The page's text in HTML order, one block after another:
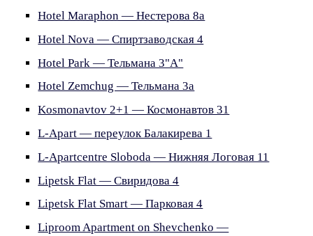
Hotel Maraphon — Нестерова 8а
Hotel Nova — Спиртзаводская 4
Hotel Park — Тельмана 3"А"
Hotel Zemchug — Тельмана 3а
Kosmonavtov 2+1 — Космонавтов 31
L-Apart — переулок Балакирева 1
L-Apartcentre Sloboda — Нижняя Логовая 11
Lipetsk Flat — Свиридова 4
Lipetsk Flat Smart — Парковая 4
Liproom Apartment on Shevchenko —